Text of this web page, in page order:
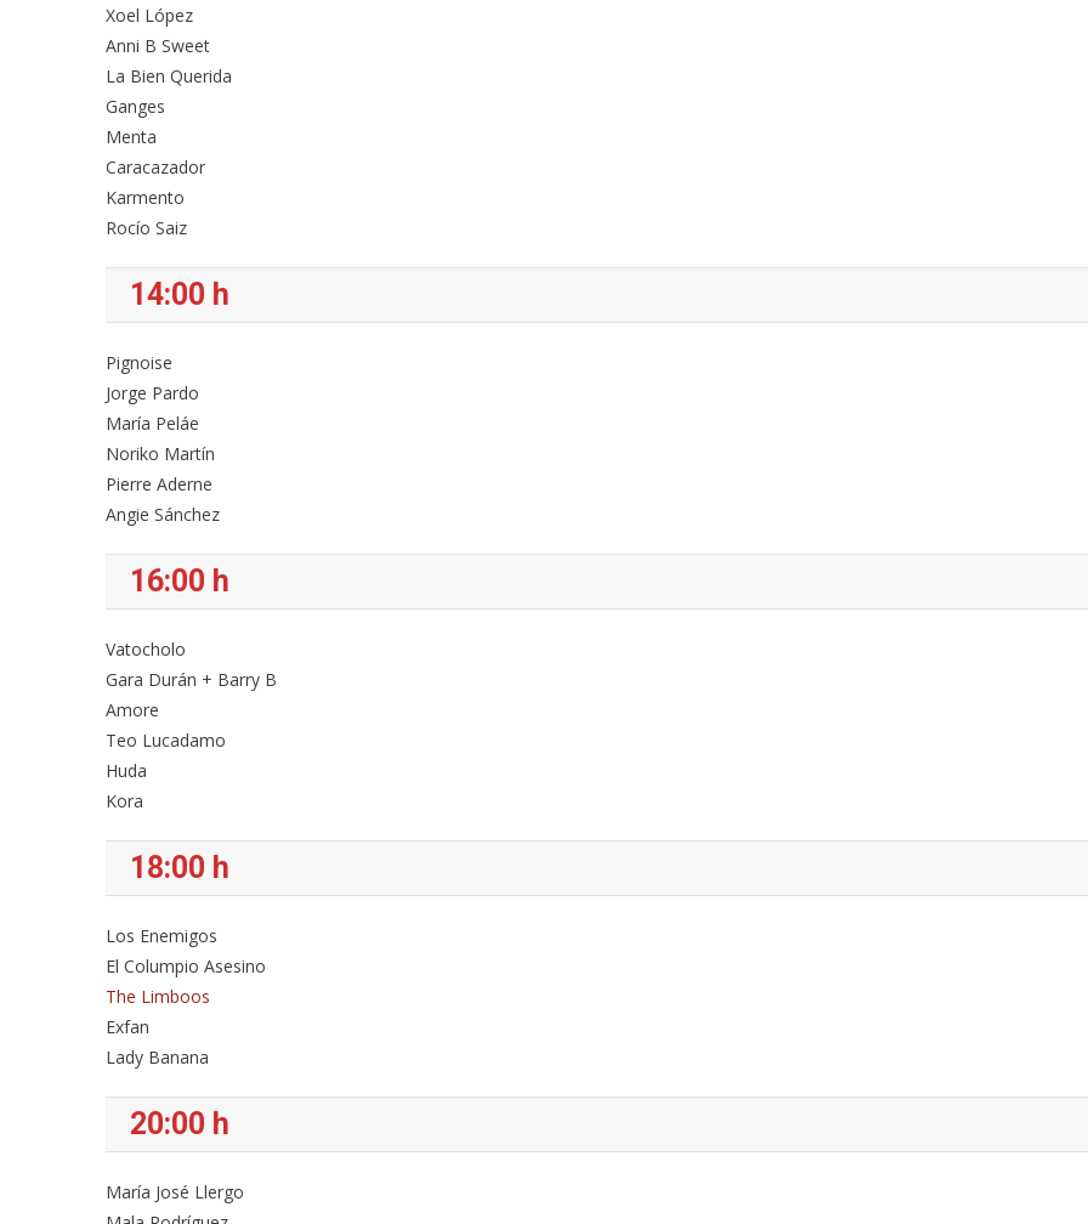
Xoel López
Anni B Sweet
La Bien Querida
Ganges
Menta
Caracazador
Karmento
Rocío Saiz
14:00 h
Pignoise
Jorge Pardo
María Peláe
Noriko Martín
Pierre Aderne
Angie Sánchez
16:00 h
Vatocholo
Gara Durán + Barry B
Amore
Teo Lucadamo
Huda
Kora
18:00 h
Los Enemigos
El Columpio Asesino
The Limboos
Exfan
Lady Banana
20:00 h
María José Llergo